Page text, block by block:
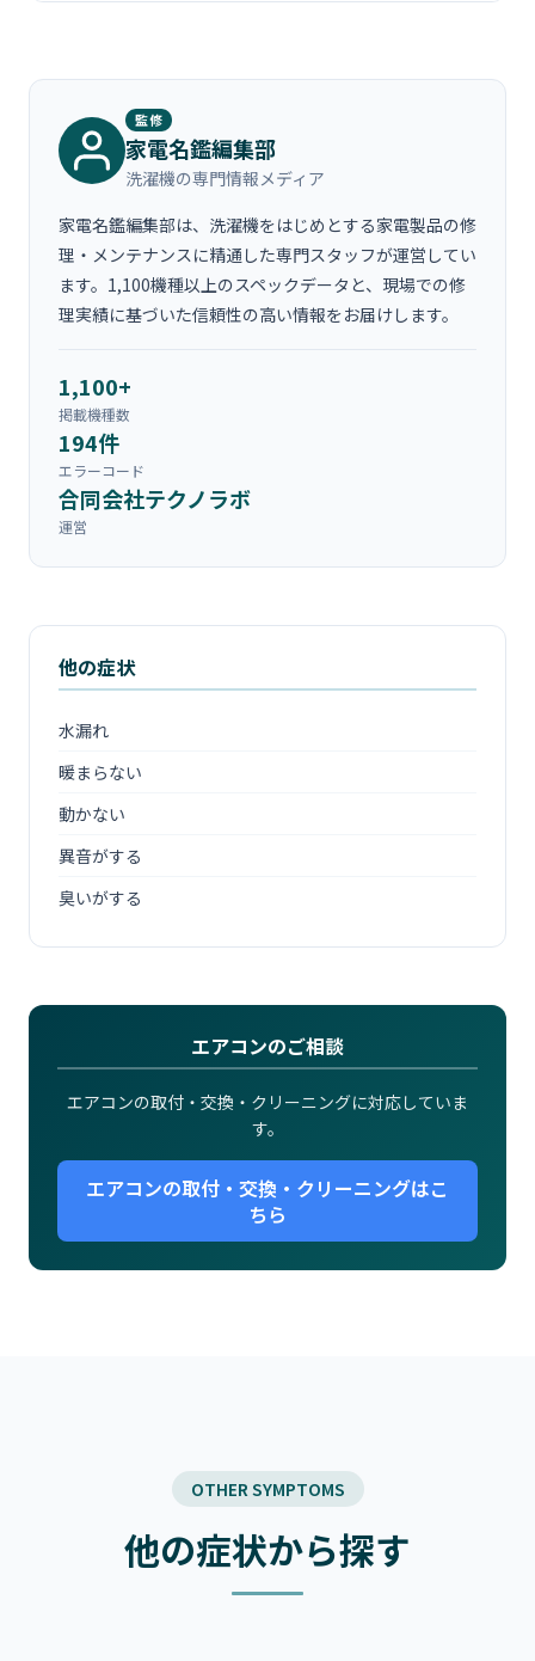
35,000円程度になります。
監修
家電名鑑編集部
洗濯機の専門情報メディア
家電名鑑編集部は、洗濯機をはじめとする家電製品の修
理・メンテナンスに精通した専門スタッフが運営してい
ます。1,100機種以上のスペックデータと、現場での修
理実績に基づいた信頼性の高い情報をお届けします。
1,100+
掲載機種数
194件
エラーコード
合同会社テクノラボ
運営
他の症状
水漏れ
暖まらない
動かない
異音がする
臭いがする
エアコンのご相談
エアコンの取付・交換・クリーニングに対応していま
す。
エアコンの取付・交換・クリーニングはこ
ちら
OTHER SYMPTOMS
他の症状から探す